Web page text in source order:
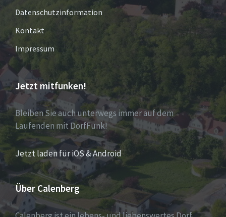
Datenschutzinformation
Kontakt
Impressum
Jetzt mitfunken!
Bleiben Sie auch unterwegs immer auf dem
Laufenden mit DorfFunk!
Jetzt laden für iOS & Android
Über Calenberg